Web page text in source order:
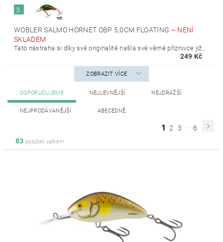
3.
WOBLER SALMO HORNET OBP 5,0CM FLOATING – NENÍ
SKLADEM
Tato nástraha si díky své originalitě našla své věrné příznivce již...
249 Kč
ZOBRAZIT VÍCE
DOPORUČUJEME NEJLEVNĚJŠÍ NEJDRAŽŠÍ
NEJPRODÁVANĚJŠÍ ABECEDNĚ
1 2 3 ... 6
83 položek celkem